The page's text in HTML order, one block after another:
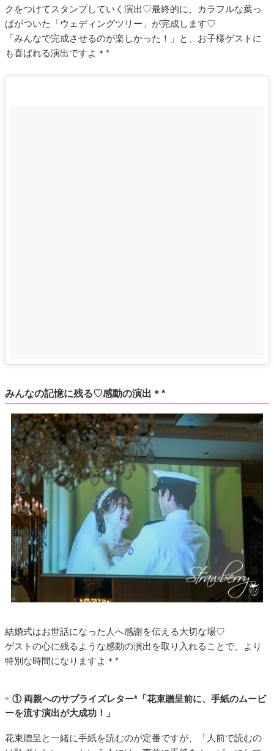
クをつけてスタンプしていく演出♡最終的に、カラフルな葉っ
ぱがついた「ウェディングツリー」が完成します♡
「みんなで完成させるのが楽しかった！」と、お子様ゲストに
も喜ばれる演出ですよ＊*
みんなの記憶に残る♡感動の演出＊*
結婚式はお世話になった人へ感謝を伝える大切な場♡
ゲストの心に残るような感動の演出を取り入れることで、より
特別な時間になりますよ＊*
■ ① 両親へのサプライズレター*「花束贈呈前に、手紙のムービ
ーを流す演出が大成功！」
花束贈呈と一緒に手紙を読むのが定番ですが、「人前で読むの